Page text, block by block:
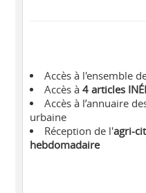
Accès à l'ensemble
Accès à 4 articles
Accès à l’annuaire
urbaine
Réception de l'agri-
hebdomadaire